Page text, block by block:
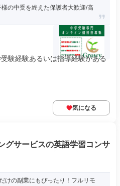
の中受を終えた保護者大歓迎/高
験経験あるいは指導経験がある
気になる
グサービスの英語学習コンサ
けの副業にもぴったり！フルリモ